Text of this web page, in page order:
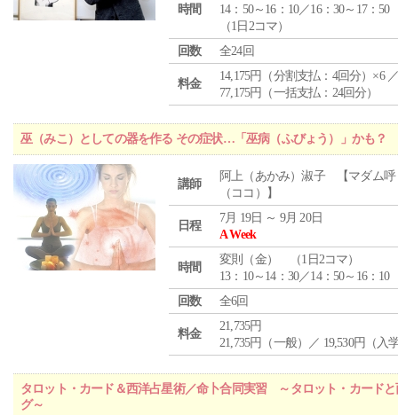
時間
14：50～16：10／16：30～17：50
（1日2コマ）
回数
全24回
料金
14,175円（分割支払：4回分）×6
77,175円（一括支払：24回分）
巫（みこ）としての器を作る その症状…「巫病（ふびょう）」かも？
講師
阿上（あかみ）淑子 【マダム呼
（ココ）】
日程
7月 19日 ～ 9月 20日
A Week
時間
変則（金） （1日2コマ）
13：10～14：30／14：50～16：10
回数
全6回
料金
21,735円
21,735円（一般）／ 19,530円（入
タロット・カード＆西洋占星術／命卜合同実習 ～タロット・カード
グ～